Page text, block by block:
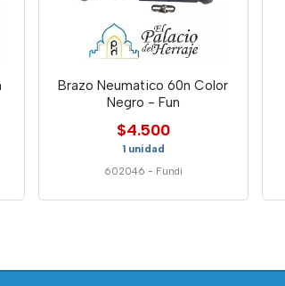
Brazo Neumatico 60n Color
Negro - Fun
$4.500
1 unidad
602046 - Fundi